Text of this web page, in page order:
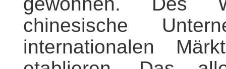
chinesische
internationalen